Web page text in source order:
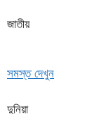
জাতীয়
সমস্ত দেখুন
দুনিয়া